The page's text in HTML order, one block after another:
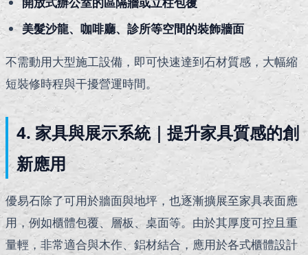
美髮沙龍、咖啡廳、診所等空間的裝飾牆面
不需動用大型施工設備，即可快速達到石材質感，大幅縮
短裝修時程與干擾營運時間。
4. 家具與展示系統｜提升家具質感的創
新應用
優易石除了可用於牆面與地坪，也逐漸擴展至家具表面應
用，例如櫃體包覆、層板、桌面等。由於其厚度可控且重
量輕，非常適合與木作、鋁材結合，應用於各式櫃體設計